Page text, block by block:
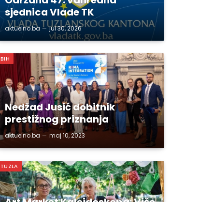
sjednica Vlade TK
aktuelno.ba jul 30, 2026
BIH
Nedžad Jusić dobitnik
prestižnog priznanja
aktuelno.ba maj 10, 2023
TUZLA